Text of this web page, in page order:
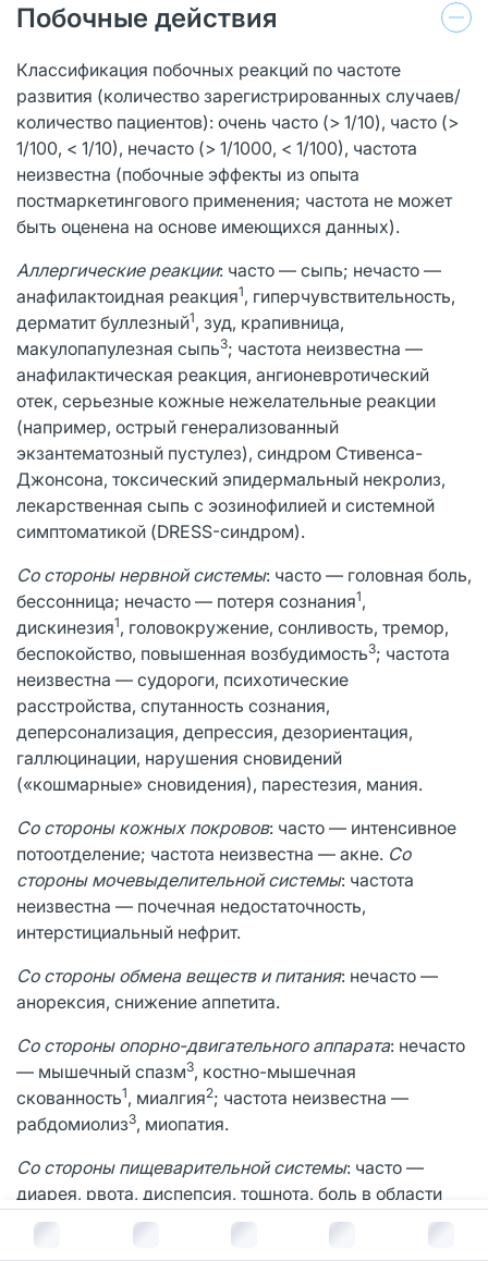
В корзину за руб.
Побочные действия
Классификация побочных реакций по частоте
развития (количество зарегистрированных случаев/
количество пациентов): очень часто (> 1/10), часто (>
1/100, < 1/10), нечасто (> 1/1000, < 1/100), частота
неизвестна (побочные эффекты из опыта
постмаркетингового применения; частота не может
быть оценена на основе имеющихся данных).
Аллергические реакции: часто — сыпь; нечасто —
анафилактоидная реакция1, гиперчувствительность,
дерматит буллезный1, зуд, крапивница,
макулопапулезная сыпь3; частота неизвестна —
анафилактическая реакция, ангионевротический
отек, серьезные кожные нежелательные реакции
(например, острый генерализованный
экзантематозный пустулез), синдром Стивенса-
Джонсона, токсический эпидермальный некролиз,
лекарственная сыпь с эозинофилией и системной
симптоматикой (DRESS-синдром).
Со стороны нервной системы: часто — головная боль,
бессонница; нечасто — потеря сознания1,
дискинезия1, головокружение, сонливость, тремор,
беспокойство, повышенная возбудимость3; частота
неизвестна — судороги, психотические
расстройства, спутанность сознания,
деперсонализация, депрессия, дезориентация,
галлюцинации, нарушения сновидений
(«кошмарные» сновидения), парестезия, мания.
Со стороны кожных покровов: часто — интенсивное
потоотделение; частота неизвестна — акне. Со
стороны мочевыделительной системы: частота
неизвестна — почечная недостаточность,
интерстициальный нефрит.
Со стороны обмена веществ и питания: нечасто —
анорексия, снижение аппетита.
Со стороны опорно-двигательного аппарата: нечасто
— мышечный спазм3, костно-мышечная
скованность1, миалгия2; частота неизвестна —
рабдомиолиз3, миопатия.
Со стороны пищеварительной системы: часто —
диарея, рвота, диспепсия, тошнота, боль в области
живота; нечасто — эзофагит 1
, гастроэзофагеальная
рефлюксная болезнь
, гастрит, прокталгия
, стоматит,